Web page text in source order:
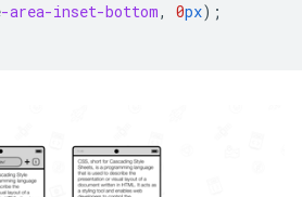
-area-inset-bottom, 0px);